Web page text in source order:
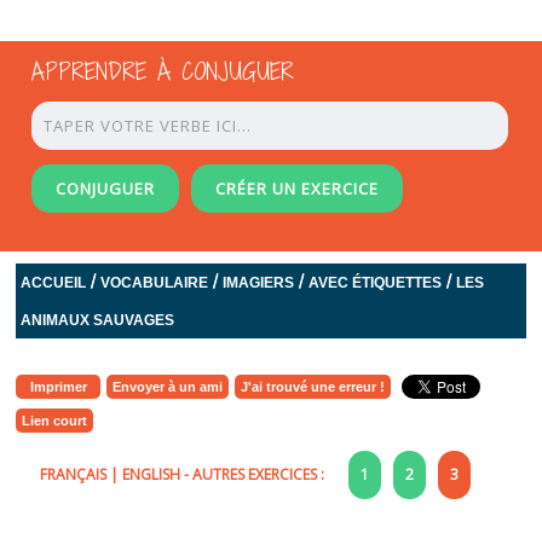
APPRENDRE À CONJUGUER
CONJUGUER CRÉER UN EXERCICE
ACCUEIL /VOCABULAIRE / IMAGIERS /AVEC ÉTIQUETTES /LES
ANIMAUX SAUVAGES
Imprimer Envoyer à un ami J'ai trouvé une erreur !
Lien court
FRANÇAIS| ENGLISH- AUTRES EXERCICES : 1 2 3